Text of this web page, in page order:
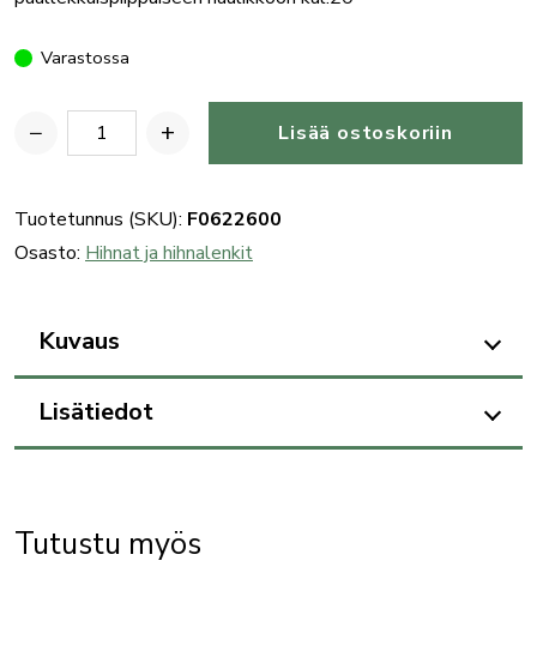
Varastossa
−
Benelli
A.I.
KAL.20
+ Lisää ostoskoriin
Tuotetunnus (SKU): F0622600
Osasto: Hihnat ja hihnalenkit
Kuvaus
Lisätiedot
Tutustu myös